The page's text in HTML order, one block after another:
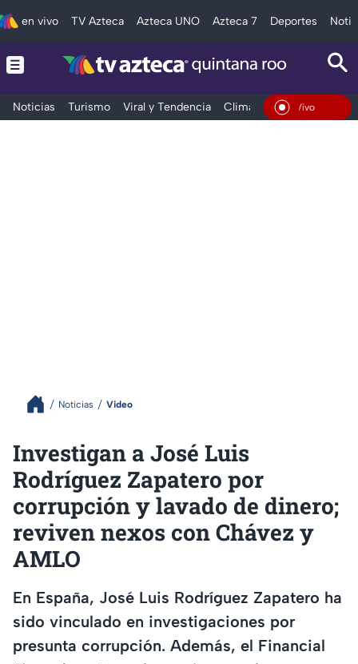
en vivo TV Azteca Azteca UNO Azteca 7 Deportes
Noticias Turismo Viral y Tendencia Clima Tráfico
En Vivo
Noticias Video
Investigan a José Luis
Rodríguez Zapatero por
corrupción y lavado de dinero;
reviven nexos con Chávez y
AMLO
En España, José Luis Rodríguez Zapatero ha
sido vinculado en investigaciones por
presunta corrupción. Además, el Financial